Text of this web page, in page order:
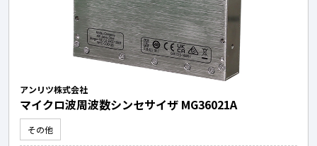
アンリツ株式会社
マイクロ波周波数シンセサイザ MG36021A
その他